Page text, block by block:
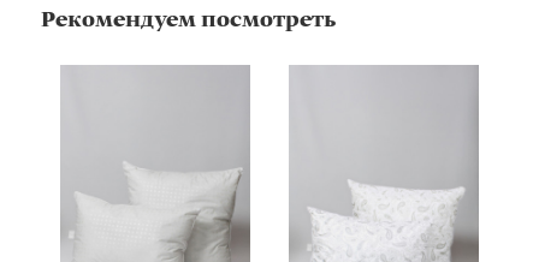
Рекомендуем посмотреть